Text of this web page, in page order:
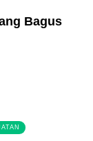
Bagus